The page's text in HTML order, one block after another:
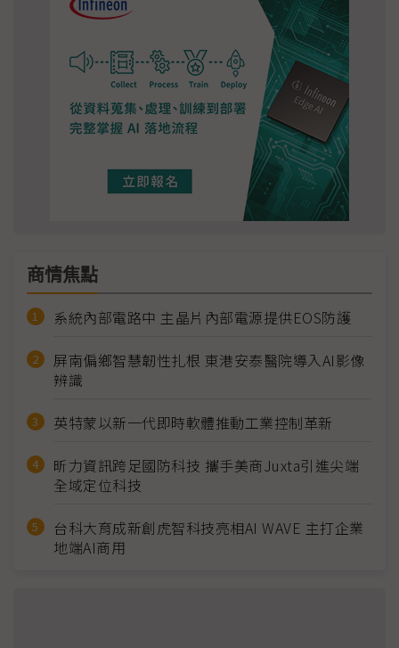
商情焦點
系統內部電路中 主晶片內部電源提供EOS防護
屏南偏鄉智慧韌性扎根 東港安泰醫院導入AI影像
辨識
英特蒙以新一代即時軟體推動工業控制革新
昕力資訊跨足國防科技 攜手美商Juxta引進尖端
全域定位科技
台科大育成新創虎智科技亮相AI WAVE 主打企業
地端AI商用